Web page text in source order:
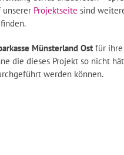
unserer Projektseite sind
Münsterland Ost für ihre
die dieses Projekt so nicht
werden können.